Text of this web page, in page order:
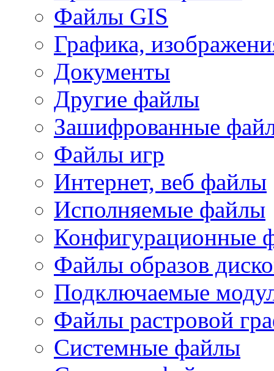
Файлы GIS
Графика,
Документы
Другие файлы
Зашифрованные
Файлы игр
Интернет, веб файлы
Исполняемые файлы
Конфигурационные
Файлы образов
Подключаемые
Файлы растровой
Системные файлы